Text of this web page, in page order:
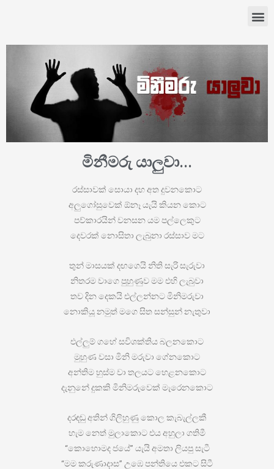
මිනීමරු යාලුවා...
රස්සාවක් සොයා දහ අත දුවනකොට
අලුගෝසුවෙක් ඕනෑ යැයි කියන කොට
පව්කාරයින් වනසන යම පල්ලෙකුට
දෙවරක් නොසිතා ලැබුනා රස්සාව මට
තුන් මාසයක් දඟගෙයි නිති සැරි සැරුවා
නිතරම වාගෙ පුහුණුව මම එහි ලැබුවා
තව දින දෙකයි එල්ලන්නට මිනිමරුවා
නොකියූ නමුත් මගෙ සිත සන්සුන් නැතුවා
එල්ලුම් ගහේ සවිශක්තිය බලනකොට
මුහුණ වසා මිනි මරුවා ගේනකොට
අන්තිම හුස්ම වා තලයට හෙළනකොට
දැනුනේ දුකකි මිනිමරුවෙක් මැරෙනකොට
දරඳඬු අතින් ගිලිහුණු කොල කැබැල්ලකී
හැම නෙත් මුලාකොට එය අහුලා ගතිමී
“කොහොමද ජයේ” යැයි අමතා ලියපු සැටී
“මම කරුණාදාස” උඹෙ පන්තියෙ එකට සිටී